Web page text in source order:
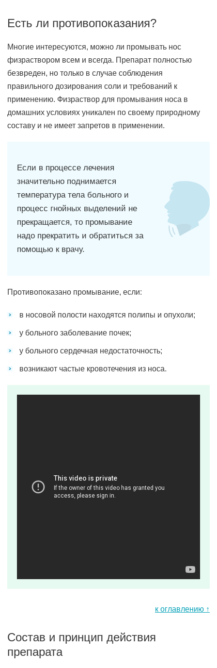
Есть ли противопоказания?
Многие интересуются, можно ли промывать нос
физраствором всем и всегда. Препарат полностью
безвреден, но только в случае соблюдения
правильного дозирования соли и требований к
применению. Физраствор для промывания носа в
домашних условиях уникален по своему природному
составу и не имеет запретов в применении.
Если в процессе лечения
значительно поднимается
температура тела больного и
процесс гнойных выделений не
прекращается, то промывание
надо прекратить и обратиться за
помощью к врачу.
Противопоказано промывание, если:
в носовой полости находятся полипы и опухоли;
у больного заболевание почек;
у больного сердечная недостаточность;
возникают частые кровотечения из носа.
к оглавлению ↑
Состав и принцип действия
препарата